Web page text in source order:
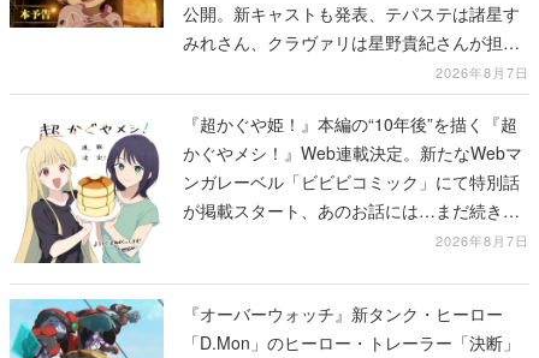
公開。新キャストも発表、テパステは諸星す
みれさん、クラヴァリは星野貴紀さんが担当
2026年8月7日
『超かぐや姫！』本編の“10年後”を描く『超
かぐやメシ！』Web連載決定。新たなWebマ
ンガレーベル「ビビビコミック」にて特別話
が掲載スタート、あのお話には…まだ続きが
2026年8月7日
『オーバーウォッチ』新タンク・ヒーロー
「D.Mon」のヒーロー・トレーラー「決断」